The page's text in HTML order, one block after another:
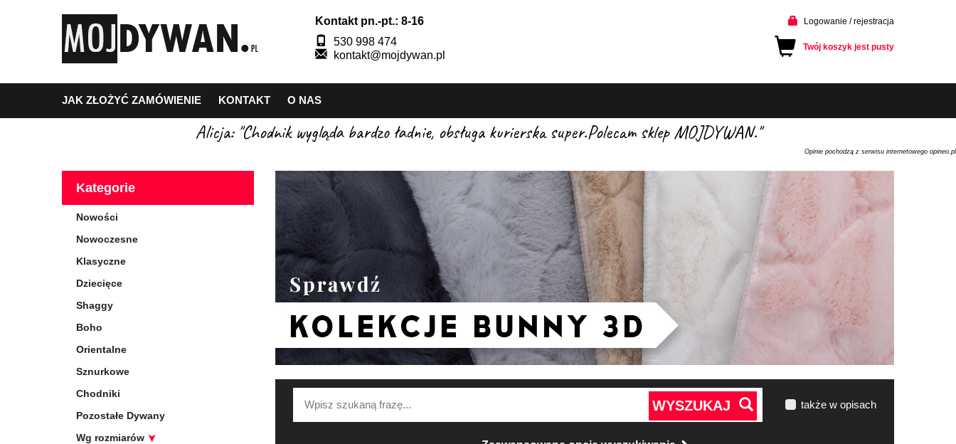
Kontakt pn.-pt.: 8-16
530 998 474
kontakt@mojdywan.pl
Logowanie / rejestracja
Twój koszyk jest pusty
JAK ZŁOŻYĆ ZAMÓWIENIE KONTAKT O NAS
Alicja: "Chodnik wygląda bardzo ładnie, obsługa kurierska super.Polecam sklep MOJDYWAN."
Opinie pochodzą z serwisu internetowego opineo.pl
WYSZUKAJ także w opisach
Kategorie
Nowości
Nowoczesne
Klasyczne
Dziecięce
Shaggy
Boho
Orientalne
Sznurkowe
Chodniki
Pozostałe Dywany
Wg rozmiarów